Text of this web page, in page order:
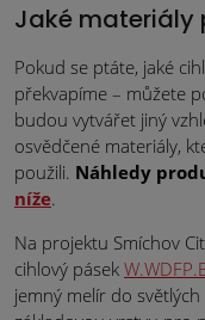
Jaké materiály
Pokud se ptáte, jaké
překvapíme – můžete
budou vytvářet jiný
osvědčené materiály,
použili. Náhledy
níže.
Na projektu Smíchov
cihlový pásek
jemný melír do